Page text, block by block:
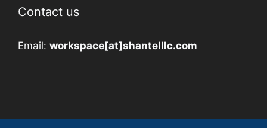
Contact us
Email: workspace[at]shantelllc.com